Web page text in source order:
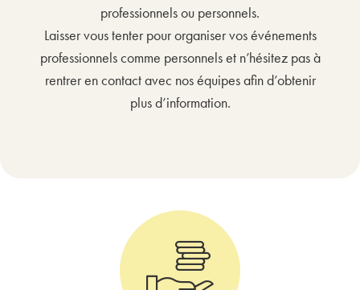
professionnels ou personnels.
Laisser vous tenter pour organiser vos événements
professionnels comme personnels et n’hésitez pas à
rentrer en contact avec nos équipes afin d’obtenir
plus d’information.